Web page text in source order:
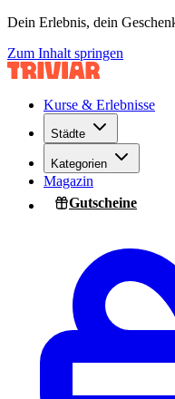
Dein Erlebnis, dein
Zum Inhalt springen
Kurse & Erlebnisse
Städte
Kategorien
Magazin
Gutscheine